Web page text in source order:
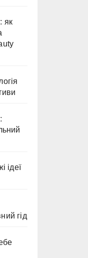
як
ідеї
гід